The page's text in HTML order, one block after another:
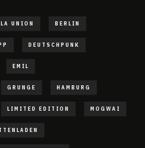
UNION BERLIN
DEUTSCHPUNK
EMIL
GRUNGE HAMBURG
LIMITED EDITION MOGWAI